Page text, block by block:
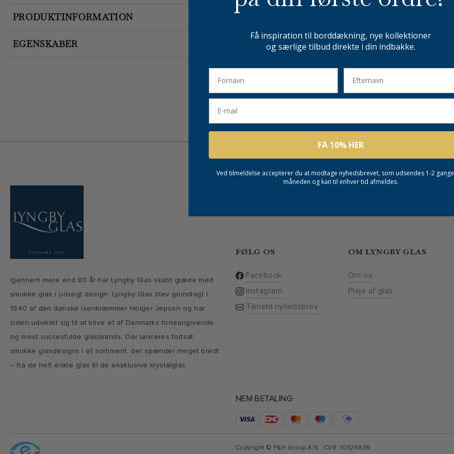
EGENSKABER
PRODUKTINFORMATION
Igennem mere end 80 år har Lyngby Glas skabt glæde med
smukke glas i udsøgt design. Lyngby Glas blev grundlagt i
1940 af den danske isenkræmmer Holger Jepsen og har
siden udviklet sig til at blive et af Danmarks toneangivende
og mest succesfulde glasbrands. Der lanceres fortsat
smukke glasdesigns i et sortiment, der spænder meget bredt
– fra de helt enkle glas til de eksklusive krystalglas.
FØLG OS
Facebook
Instagram
Tilmeld nyhedsbrev
OM LYNGBY GLAS
Om os
Pleje af glas
NEM BETALING
Copyright © F&H Group A/S · CVR: 10325838
Få inspiration til borddækning, nye kollektioner
og særlige tilbud direkte i din indbakke.
FÅ 10% HER
Ved tilmeldelse accepterer du at modtage nyhedsbrevet, som udsendes 1-2
måneden og kan til enhver tid afmeldes.